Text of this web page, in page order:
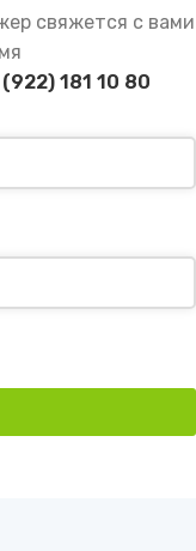
свяжется с вами
(922) 181 10 80